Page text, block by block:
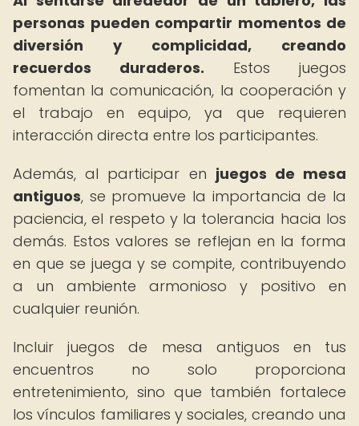
personas pueden compartir momentos de
diversión y complicidad, creando
recuerdos duraderos. Estos juegos
fomentan la comunicación, la cooperación y
el trabajo en equipo, ya que requieren
interacción directa entre los participantes.
Además, al participar en juegos de mesa
antiguos, se promueve la importancia de la
paciencia, el respeto y la tolerancia hacia los
demás. Estos valores se reflejan en la forma
en que se juega y se compite, contribuyendo
a un ambiente armonioso y positivo en
cualquier reunión.
Incluir juegos de mesa antiguos en tus
encuentros no solo proporciona
entretenimiento, sino que también fortalece
los vínculos familiares y sociales, creando una